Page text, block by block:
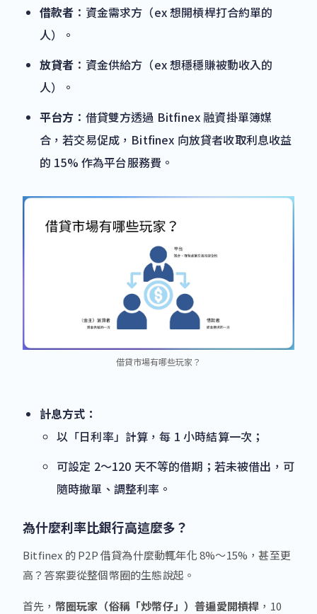
借款者 ：資金需求方（ex 想開槓桿打合約單的
人）。
放貸者 ：資金供給方（ex 想穩穩賺被動收入的
人）。
平台方 ：借貸雙方透過 Bitfinex 融資掛單簿媒
合，若交易促成，Bitfinex 向放貸者收取利息收益
的 15% 作為平台服務費。
借貸市場有哪些玩家？
計息方式：
以「日利率」計算，每 1 小時結算一次；
可設定 2～120 天不等的借期；若未被借出，可
隨時撤單、調整利率。
為什麼利率比銀行高這麼多？
Bitfinex 的 P2P 借貸為什麼動輒年化 8%～15%，甚至更
高？答案要從整個幣圈的生態說起。
首先， 幣圈玩家（俗稱「炒幣仔」）普遍愛開槓桿 ，10